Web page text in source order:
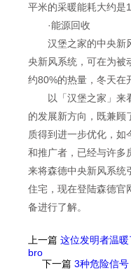
平米的采暖能耗大约是
·能源回收
汉堡之家的中央新风
央新风系统，可在为被
约80%的热量，冬天在
以「汉堡之家」来
的发展新方向，既兼顾
质得到进一步优化，如
和推广者，已经与许多
来将森德中央新风系统
住宅，现在登陆森德官
备进行了解。
上一篇 这位发明者温
bro
下一篇 3种危险信号